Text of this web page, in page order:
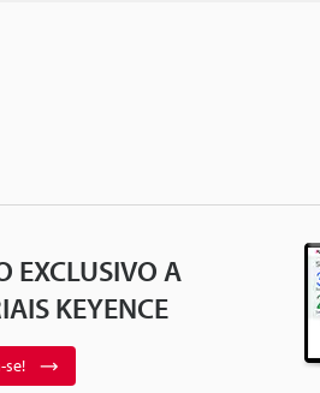
EXCLUSIVO A
KEYENCE
se!